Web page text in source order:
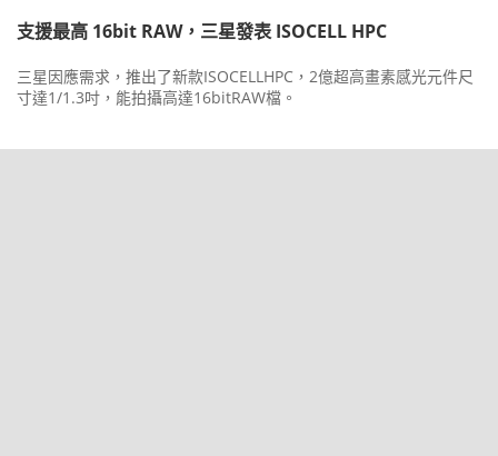
支援最高 16bit RAW，三星發表 ISOCELL HPC
三星因應需求，推出了新款ISOCELLHPC，2億超高畫素感光元件尺
寸達1/1.3吋，能拍攝高達16bitRAW檔。